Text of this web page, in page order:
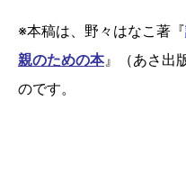
※本稿は、野々はなこ著『
親のための本』（あさ出
のです。